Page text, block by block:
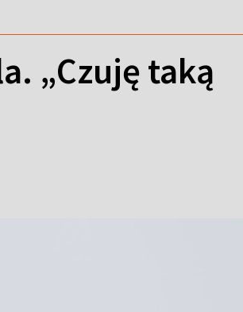
„Czuję taką